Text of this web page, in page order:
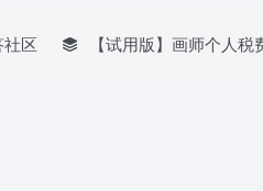
社区 【试用版】画师个人税